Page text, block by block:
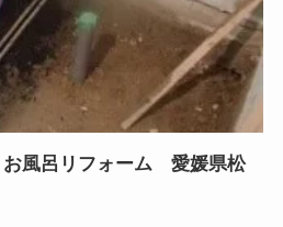
風呂リフォーム 愛媛県松